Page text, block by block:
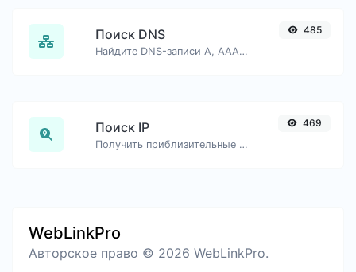
Поиск DNS
Найдите DNS-записи A, AAAA, CNAME, MX, NS, TXT, SOA хоста.
485
Поиск IP
Получить приблизительные данные об IP.
469
WebLinkPro
Авторское право © 2026 WebLinkPro.